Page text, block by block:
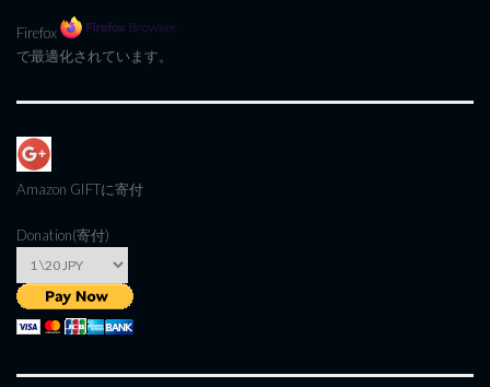
Firefox
で最適化されています。
Amazon GIFTに寄付
Donation(寄付)